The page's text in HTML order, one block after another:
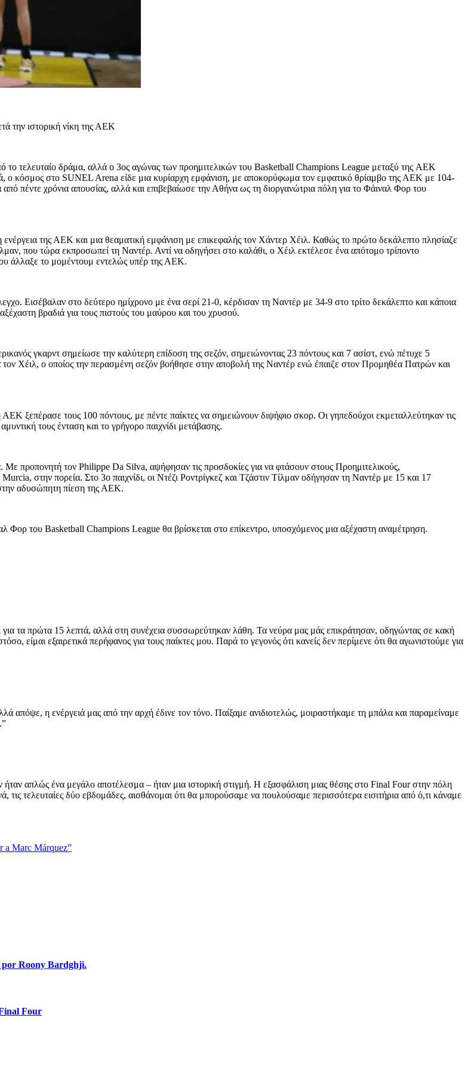
την ιστορική νίκη της ΑΕΚ
τελευταίο δράμα, αλλά ο 3ος αγώνας των προημιτελικών του Basketball Champions League μεταξύ της AEK
ο κόσμος στο SUNEL Arena είδε μια κυρίαρχη εμφάνιση, με αποκορύφωμα τον εμφατικό θρίαμβο της ΑΕΚ με 104-
πέντε χρόνια απουσίας, αλλά και επιβεβαίωσε την Αθήνα ως τη διοργανώτρια πόλη για το Φάιναλ Φορ του
της ΑΕΚ και μια θεαματική εμφάνιση με επικεφαλής τον Χάντερ Χέιλ. Καθώς το πρώτο δεκάλεπτο πλησίαζε
που τώρα εκπροσωπεί τη Ναντέρ. Αντί να οδηγήσει στο καλάθι, ο Χέιλ εκτέλεσε ένα απότομο τρίποντο
άλλαξε το μομέντουμ εντελώς υπέρ της ΑΕΚ.
Εισέβαλαν στο δεύτερο ημίχρονο με ένα σερί 21-0, κέρδισαν τη Ναντέρ με 34-9 στο τρίτο δεκάλεπτο και κάποια
βραδιά για τους πιστούς του μαύρου και του χρυσού.
γκαρντ σημείωσε την καλύτερη επίδοση της σεζόν, σημειώνοντας 23 πόντους και 7 ασίστ, ενώ πέτυχε 5
Χέιλ, ο οποίος την περασμένη σεζόν βοήθησε στην αποβολή της Ναντέρ ενώ έπαιζε στον Προμηθέα Πατρών και
ξεπέρασε τους 100 πόντους, με πέντε παίκτες να σημειώνουν διψήφιο σκορ. Οι γηπεδούχοι εκμεταλλεύτηκαν τις
τους ένταση και το γρήγορο παιχνίδι μετάβασης.
προπονητή τον Philippe Da Silva, αψήφησαν τις προσδοκίες για να φτάσουν στους Προημιτελικούς,
στην πορεία. Στο 3ο παιχνίδι, οι Ντέζι Ροντρίγκεζ και Τζάστιν Τίλμαν οδήγησαν τη Ναντέρ με 15 και 17
αδυσώπητη πίεση της ΑΕΚ.
Φορ του Basketball Champions League θα βρίσκεται στο επίκεντρο, υποσχόμενος μια αξέχαστη αναμέτρηση.
τα πρώτα 15 λεπτά, αλλά στη συνέχεια συσσωρεύτηκαν λάθη. Τα νεύρα μας μάς επικράτησαν, οδηγώντας σε κακή
είμαι εξαιρετικά περήφανος για τους παίκτες μου. Παρά το γεγονός ότι κανείς δεν περίμενε ότι θα αγωνιστούμε για
απόψε, η ενέργειά μας από την αρχή έδινε τον τόνο. Παίξαμε ανιδιοτελώς, μοιραστήκαμε τη μπάλα και παραμείναμε
απλώς ένα μεγάλο αποτέλεσμα – ήταν μια ιστορική στιγμή. Η εξασφάλιση μιας θέσης στο Final Four στην πόλη
τις τελευταίες δύο εβδομάδες, αισθάνομαι ότι θα μπορούσαμε να πουλούσαμε περισσότερα εισιτήρια από ό,τι κάναμε
a Marc Márquez”
por Roony Bardghji.
Four